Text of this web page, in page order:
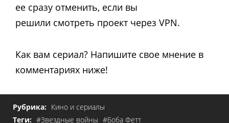
ее сразу отменить, если вы
решили смотреть проект через VPN.
Как вам сериал? Напишите свое мнение в
комментариях ниже!
Рубрика: Кино и сериалы
Теги: #Звездные войны #Боба Фетт